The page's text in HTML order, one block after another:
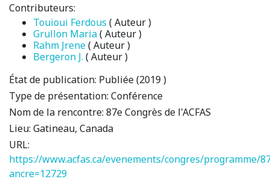
Contributeurs:
Touioui Ferdous ( Auteur )
Grullon Maria( Auteur )
Rahm Jrene( Auteur )
Bergeron J. ( Auteur )
État de publication: Publiée (2019 )
Type de présentation: Conférence
Nom de la rencontre: 87e Congrès de l'ACFAS
Lieu: Gatineau, Canada
URL:
https://www.acfas.ca/evenements/congres/programme/
ancre=12729